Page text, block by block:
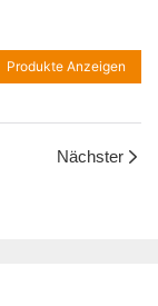
Produkte Anzeigen
Nächster